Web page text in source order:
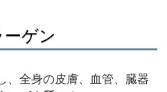
ゲン
、全身の皮膚、血管、臓器